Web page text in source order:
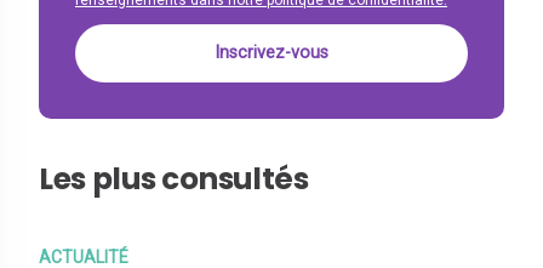
Les plus consultés
ACTUALITÉ